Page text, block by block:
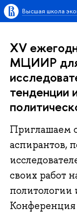
Высшая школа
XV
МЦИИР
тенденции
Приглашаем
аспирантов,
своих работ
политологии